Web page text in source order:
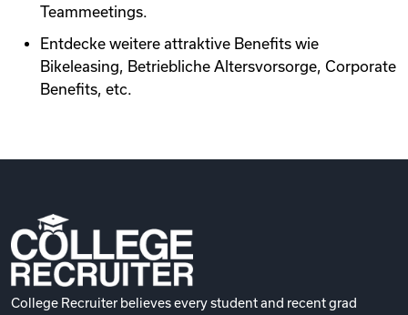
Teammeetings.
Entdecke weitere attraktive Benefits wie
Bikeleasing, Betriebliche Altersvorsorge, Corporate
Benefits, etc.
College Recruiter believes every student and recent grad